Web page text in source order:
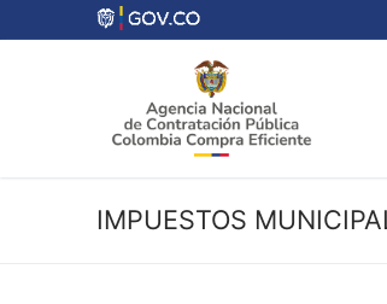
al
IMPUESTOS